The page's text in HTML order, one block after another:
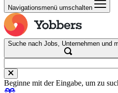
Navigationsmenü umschalten
Suche nach Jobs, Unternehmen und
Beginne mit der Eingabe, um zu